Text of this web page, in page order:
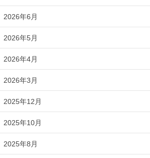
2026年6月
2026年5月
2026年4月
2026年3月
2025年12月
2025年10月
2025年8月